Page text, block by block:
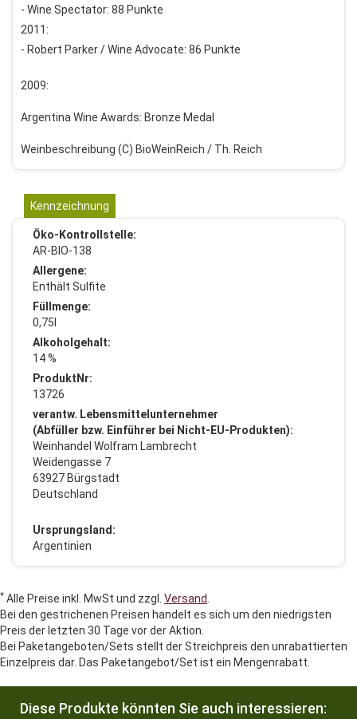
- Wine Spectator: 88 Punkte
2011:
- Robert Parker / Wine Advocate: 86 Punkte
2009:
Argentina Wine Awards: Bronze Medal
Weinbeschreibung (C) BioWeinReich / Th. Reich
Kennzeichnung
Öko-Kontrollstelle:
AR-BIO-138
Allergene:
Enthält Sulfite
Füllmenge:
0,75l
Alkoholgehalt:
14 %
ProduktNr:
13726
verantw. Lebensmittelunternehmer
(Abfüller bzw. Einführer bei Nicht-EU-Produkten):
Weinhandel Wolfram Lambrecht
Weidengasse 7
63927 Bürgstadt
Deutschland
Ursprungsland:
Argentinien
* Alle Preise inkl. MwSt und zzgl. Versand
Bei den gestrichenen Preisen handelt es sich um den niedrigsten
Preis der letzten 30 Tage vor der Aktion.
Bei Paketangeboten/Sets stellt der Streichpreis den unrabattierten
Einzelpreis dar. Das Paketangebot/Set ist ein Mengenrabatt.
Diese Produkte könnten Sie auch interessieren: